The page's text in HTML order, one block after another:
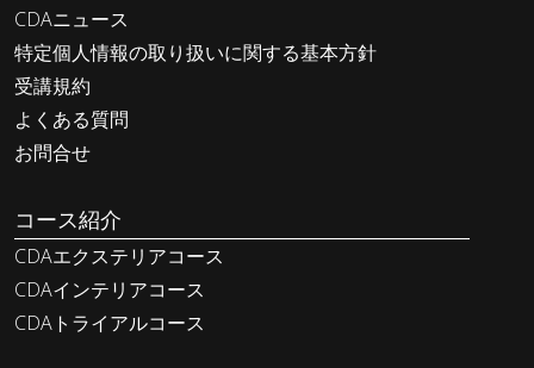
CDAニュース
特定個人情報の取り扱いに関する基本方針
受講規約
よくある質問
お問合せ
コース紹介
CDAエクステリアコース
CDAインテリアコース
CDAトライアルコース